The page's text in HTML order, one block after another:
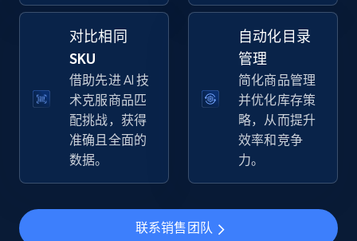
Specifications, Image urls, Top reviews, and
立即开始
TikTok Shop
667+
对比相同
SKU
借助先进 AI 技
术克服商品匹
配挑战，获得
准确且全面的
数据。
自动化目录
管理
简化商品管理
并优化库存策
略，从而提升
效率和竞争
力。
联系销售团队